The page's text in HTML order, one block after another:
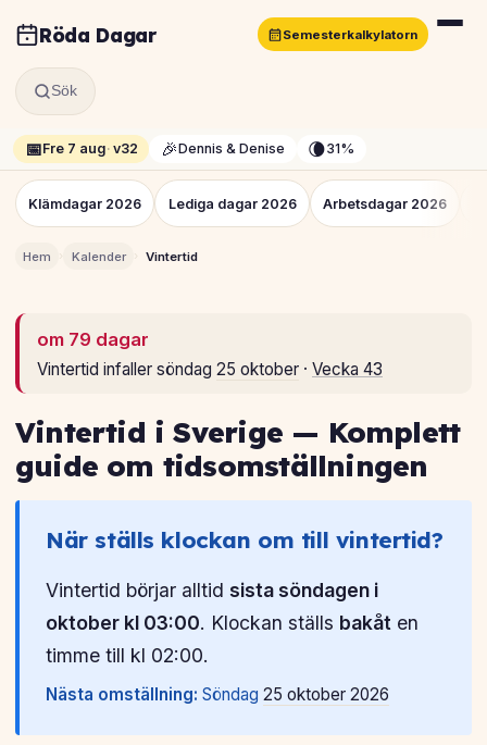
Röda Dagar Semesterkalkylatorn
Sök
📅Fre 7 aug· v32 🎉Dennis & Denise 🌘31%
Klämdagar 2026 Lediga dagar 2026 Arbetsdagar 2026
Hem Kalender Vintertid
om 79 dagar
Vintertid infaller söndag 25 oktober · Vecka 43
Vintertid i Sverige — Komplett
guide om tidsomställningen
När ställs klockan om till vintertid?
Vintertid börjar alltid sista söndagen i
oktober kl 03:00. Klockan ställs bakåt en
timme till kl 02:00.
Nästa omställning: Söndag 25 oktober 2026